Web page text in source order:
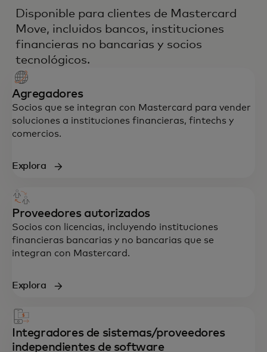
Disponible para clientes de Mastercard
Move, incluidos bancos, instituciones
financieras no bancarias y socios
tecnológicos.
Agregadores
Socios que se integran con Mastercard para vender
soluciones a instituciones financieras, fintechs y
comercios.
Explora
Proveedores autorizados
Socios con licencias, incluyendo instituciones
financieras bancarias y no bancarias que se
integran con Mastercard.
Explora
Integradores de sistemas/proveedores
independientes de software